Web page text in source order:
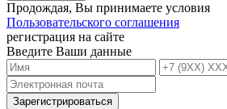
Продождая, Вы принимаете условия
Пользовательского соглашения
регистрация на сайте
Введите Ваши данные
Зарегистрироваться